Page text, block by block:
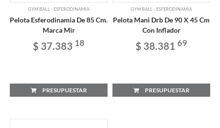
GYM BALL - ESFERODINAMIA
Pelota Esferodinamia De 85 Cm.
Marca Mir
$ 37.383 18
PRESUPUESTAR
GYM BALL - ESFERODINAMIA
Pelota Mani Drb De 90 X 45 Cm
Con Inflador
$ 38.381 69
PRESUPUESTAR